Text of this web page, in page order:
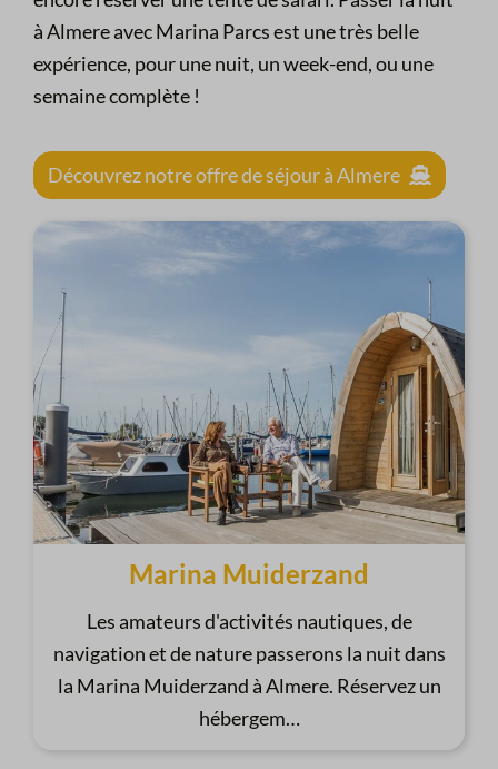
à Almere avec Marina Parcs est une très belle
expérience, pour une nuit, un week-end, ou une
semaine complète !
Découvrez notre offre de séjour à Almere
Marina Muiderzand
Les amateurs d'activités nautiques, de
navigation et de nature passerons la nuit dans
la Marina Muiderzand à Almere. Réservez un
hébergem…